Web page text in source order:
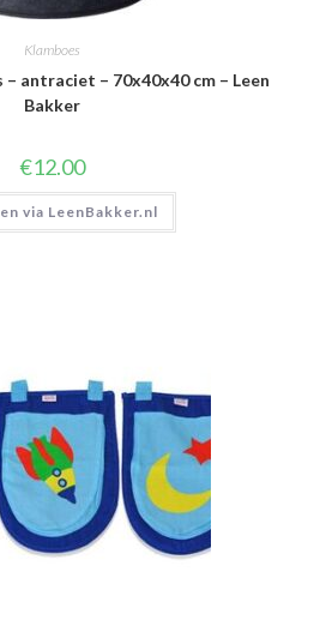
Klamboes
antraciet – 70x40x40 cm – Leen
Bakker
€12.00
via LeenBakker.nl